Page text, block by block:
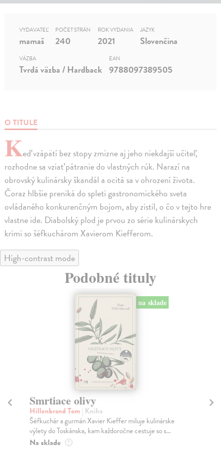
O TITULE
Keď vzápätí bez stopy zmizne aj jeho niekdajší učiteľ,
rozhodne sa vziať pátranie do vlastných rúk. Narazí na
obrovský kulinársky škandál a ocitá sa v ohrození života.
Čoraz hlbšie preniká do spleti gastronomického sveta
ovládaného konkurenčným bojom, aby zistil, o čo v tejto hre
vlastne ide. Diabolský plod je prvou zo série kulinárskych
krimi so šéfkuchárom Xavierom Kiefferom.
VYDAVATEĽ
mamaš
POČET STRÁN
240
ROK VYDANIA
2021
JAZYK
Slovenčina
VÄZBA
Tvrdá väzba / Hardback
EAN
9788097389505
High-contrast mode
Podobné tituly
na sklade
Smrtiace olivy
Hillenbrand Tom | Kniha
Šéfkuchár a gurmán Xavier Kieffer miluje kulinárske
výlety do Toskánska, kam každoročne cestuje so s...
Na sklade ?